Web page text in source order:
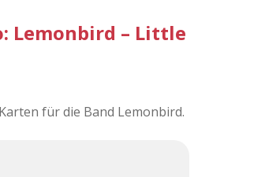
Lemonbird – Little
für die Band Lemonbird.